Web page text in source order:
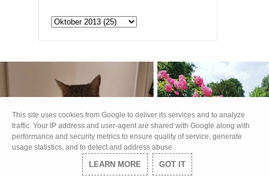
This site uses cookies from Google to deliver its services and to analyze
traffic. Your IP address and user-agent are shared with Google along with
performance and security metrics to ensure quality of service, generate
usage statistics, and to detect and address abuse.
LEARN MORE GOT IT